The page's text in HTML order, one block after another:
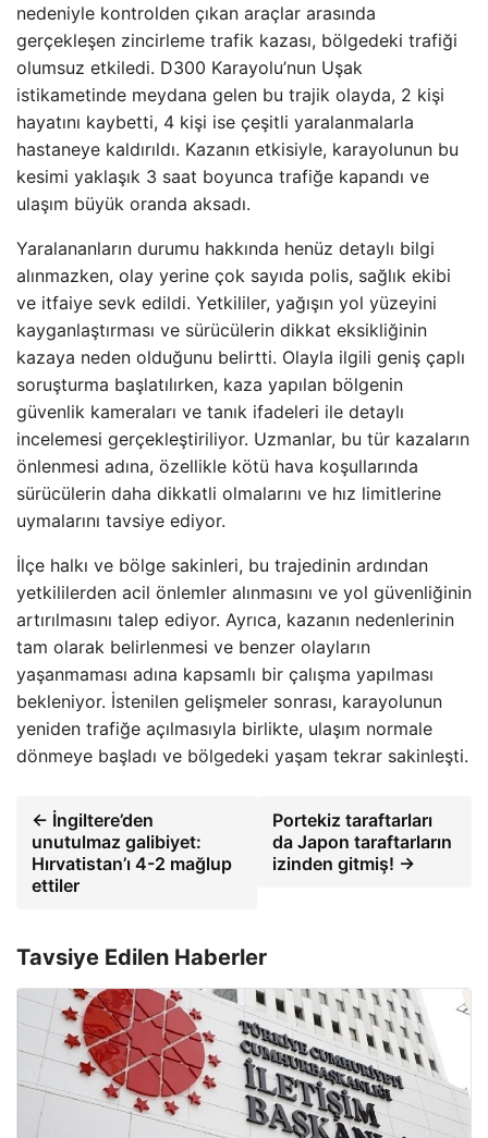
nedeniyle kontrolden çıkan araçlar arasında
gerçekleşen zincirleme trafik kazası, bölgedeki trafiği
olumsuz etkiledi. D300 Karayolu’nun Uşak
istikametinde meydana gelen bu trajik olayda, 2 kişi
hayatını kaybetti, 4 kişi ise çeşitli yaralanmalarla
hastaneye kaldırıldı. Kazanın etkisiyle, karayolunun bu
kesimi yaklaşık 3 saat boyunca trafiğe kapandı ve
ulaşım büyük oranda aksadı.
Yaralananların durumu hakkında henüz detaylı bilgi
alınmazken, olay yerine çok sayıda polis, sağlık ekibi
ve itfaiye sevk edildi. Yetkililer, yağışın yol yüzeyini
kayganlaştırması ve sürücülerin dikkat eksikliğinin
kazaya neden olduğunu belirtti. Olayla ilgili geniş çaplı
soruşturma başlatılırken, kaza yapılan bölgenin
güvenlik kameraları ve tanık ifadeleri ile detaylı
incelemesi gerçekleştiriliyor. Uzmanlar, bu tür kazaların
önlenmesi adına, özellikle kötü hava koşullarında
sürücülerin daha dikkatli olmalarını ve hız limitlerine
uymalarını tavsiye ediyor.
İlçe halkı ve bölge sakinleri, bu trajedinin ardından
yetkililerden acil önlemler alınmasını ve yol güvenliğinin
artırılmasını talep ediyor. Ayrıca, kazanın nedenlerinin
tam olarak belirlenmesi ve benzer olayların
yaşanmaması adına kapsamlı bir çalışma yapılması
bekleniyor. İstenilen gelişmeler sonrası, karayolunun
yeniden trafiğe açılmasıyla birlikte, ulaşım normale
dönmeye başladı ve bölgedeki yaşam tekrar sakinleşti.
← İngiltere’den
unutulmaz galibiyet:
Hırvatistan’ı 4-2 mağlup
ettiler
Portekiz taraftarları
da Japon taraftarların
izinden gitmiş! →
Tavsiye Edilen Haberler